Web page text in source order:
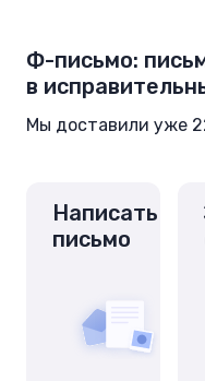
Ф-письмо:
в
Мы доставили уже
Написать
письмо